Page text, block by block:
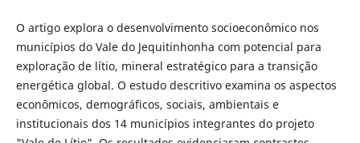
O artigo explora o desenvolvimento socioeconômico nos
municípios do Vale do Jequitinhonha com potencial para
exploração de lítio, mineral estratégico para a transição
energética global. O estudo descritivo examina os aspectos
econômicos, demográficos, sociais, ambientais e
institucionais dos 14 municípios integrantes do projeto